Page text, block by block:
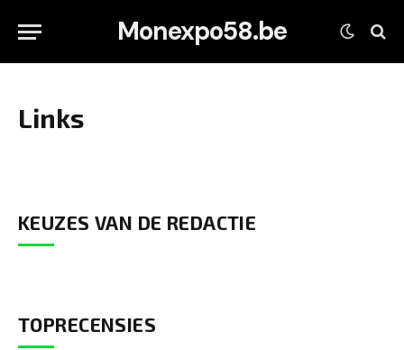
Monexpo58.be
Links
KEUZES VAN DE REDACTIE
TOPRECENSIES